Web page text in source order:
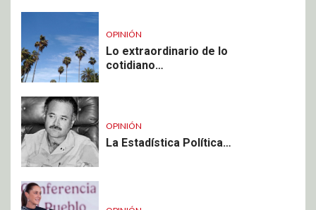
OPINIÓN
Lo extraordinario de lo
cotidiano…
OPINIÓN
La Estadística Política…